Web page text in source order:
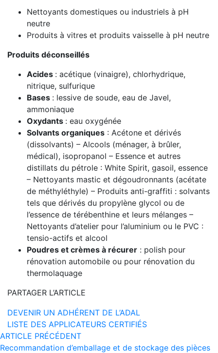
Nettoyants domestiques ou industriels à pH
neutre
Produits à vitres et produits vaisselle à pH neutre
Produits déconseillés
Acides : acétique (vinaigre), chlorhydrique,
nitrique, sulfurique
Bases : lessive de soude, eau de Javel,
ammoniaque
Oxydants : eau oxygénée
Solvants organiques : Acétone et dérivés
(dissolvants) – Alcools (ménager, à brûler,
médical), isopropanol – Essence et autres
distillats du pétrole : White Spirit, gasoil, essence
– Nettoyants mastic et dégoudronnants (acétate
de méthyléthyle) – Produits anti-graffiti : solvants
tels que dérivés du propylène glycol ou de
l’essence de térébenthine et leurs mélanges –
Nettoyants d’atelier pour l’aluminium ou le PVC :
tensio-actifs et alcool
Poudres et crèmes à récurer : polish pour
rénovation automobile ou pour rénovation du
thermolaquage
PARTAGER L’ARTICLE
DEVENIR UN ADHÉRENT DE L’ADAL
LISTE DES APPLICATEURS CERTIFIÉS
ARTICLE PRÉCÉDENT
Recommandation d’emballage et de stockage des pièces